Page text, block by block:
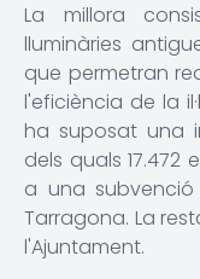
La millora
lluminàries
que permetran
l'eficiència de la
ha suposat una
dels quals
a una
Tarragona. La
l'Ajuntament.